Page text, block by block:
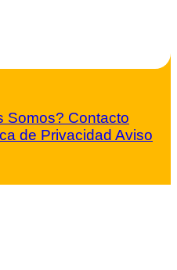
Somos? Contacto
de Privacidad Aviso